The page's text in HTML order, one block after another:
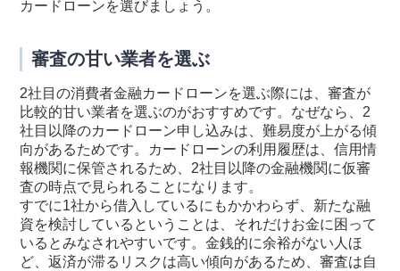
カードローンを選びましょう。
審査の甘い業者を選ぶ
2社目の消費者金融カードローンを選ぶ際には、審査が
比較的甘い業者を選ぶのがおすすめです。なぜなら、2
社目以降のカードローン申し込みは、難易度が上がる傾
向があるためです。カードローンの利用履歴は、信用情
報機関に保管されるため、2社目以降の金融機関に仮審
査の時点で見られることになります。
すでに1社から借入しているにもかかわらず、新たな融
資を検討しているということは、それだけお金に困って
いるとみなされやすいです。金銭的に余裕がない人ほ
ど、返済が滞るリスクは高い傾向があるため、審査は自